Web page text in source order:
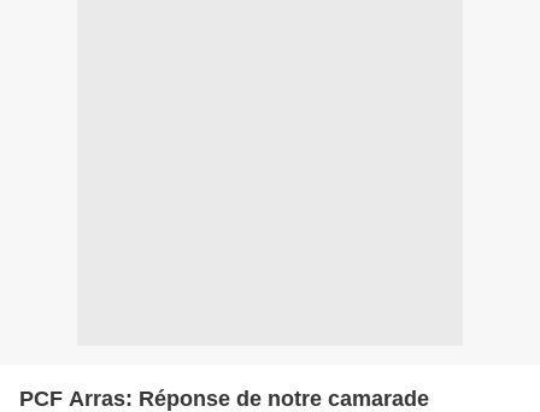
PCF Arras: Réponse de notre camarade